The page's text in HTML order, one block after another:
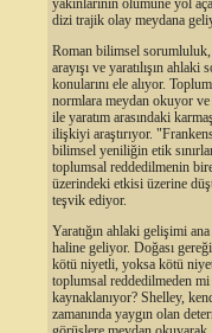
yakınlarının ölümüne yol
dizi trajik olay meydana
Roman bilimsel
arayışı ve yaratılışın ahlaki
konularını ele alıyor.
normlara meydan okuyor ve
ile yaratım arasındaki
ilişkiyi araştırıyor.
bilimsel yeniliğin etik
toplumsal reddedilmenin
üzerindeki etkisi üzerine
teşvik ediyor.
Yaratığın ahlaki gelişimi
haline geliyor. Doğası
kötü niyetli, yoksa kötü
toplumsal reddedilmeden mi
kaynaklanıyor? Shelley,
zamanında yaygın olan